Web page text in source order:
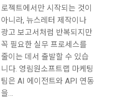
로젝트에서만 시작되는 것이
아니라, 뉴스레터 제작이나
광고 보고서처럼 반복되지만
꼭 필요한 실무 프로세스를
줄이는 데서 출발할 수 있습
니다. 영림원소프트랩 마케팅
팀은 AI 에이전트와 API 연동
을…